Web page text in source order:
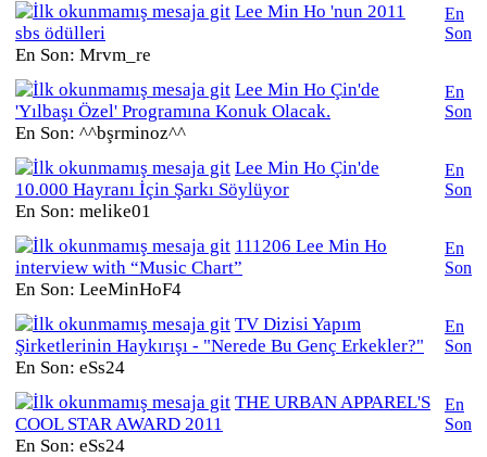
Lee Min Ho 'nun 2011
sbs ödülleri
En Son: Mrvm_re
En
Son
Lee Min Ho Çin'de
'Yılbaşı Özel' Programına Konuk Olacak.
En Son: ^^bşrminoz^^
En
Son
Lee Min Ho Çin'de
10.000 Hayranı İçin Şarkı Söylüyor
En Son: melike01
En
Son
111206 Lee Min Ho
interview with “Music Chart”
En Son: LeeMinHoF4
En
Son
TV Dizisi Yapım
Şirketlerinin Haykırışı - "Nerede Bu Genç Erkekler?"
En Son: eSs24
En
Son
THE URBAN APPAREL'S
COOL STAR AWARD 2011
En Son: eSs24
En
Son